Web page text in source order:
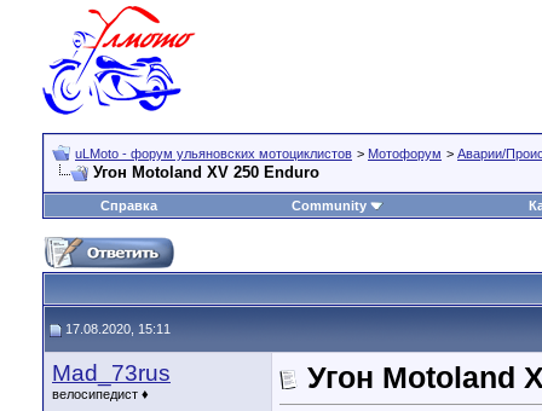
uLMoto - форум ульяновских мотоциклистов > Мотофорум > Аварии/
Угон Motoland XV 250 Enduro
Справка Community
17.08.2020, 15:11
Mad_73rus
велосипедист ♦ Угон Motoland